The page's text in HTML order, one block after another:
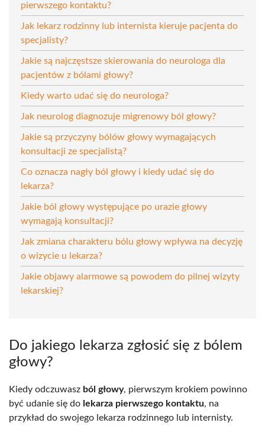
pierwszego kontaktu?
Jak lekarz rodzinny lub internista kieruje pacjenta do
specjalisty?
Jakie są najczęstsze skierowania do neurologa dla
pacjentów z bólami głowy?
Kiedy warto udać się do neurologa?
Jak neurolog diagnozuje migrenowy ból głowy?
Jakie są przyczyny bólów głowy wymagających
konsultacji ze specjalistą?
Co oznacza nagły ból głowy i kiedy udać się do
lekarza?
Jakie ból głowy występujące po urazie głowy
wymagają konsultacji?
Jak zmiana charakteru bólu głowy wpływa na decyzję
o wizycie u lekarza?
Jakie objawy alarmowe są powodem do pilnej wizyty
lekarskiej?
Do jakiego lekarza zgłosić się z bólem
głowy?
Kiedy odczuwasz ból głowy, pierwszym krokiem powinno
być udanie się do lekarza pierwszego kontaktu, na
przykład do swojego lekarza rodzinnego lub internisty.